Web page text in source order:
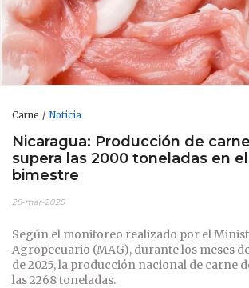
Carne Noticia
Nicaragua: Producción de
supera las 2000 toneladas en
bimestre
28-mar-2025
Según el monitoreo realizado por el
Agropecuario (MAG), durante los meses
de 2025, la producción nacional de carne
las 2268 toneladas.